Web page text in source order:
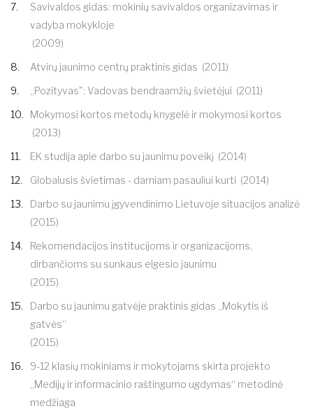
Savivaldos gidas: mokinių savivaldos organizavimas ir
vadyba mokykloje
(2009)
Atvirų jaunimo centrų praktinis gidas (2011)
„Pozityvas": Vadovas bendraamžių švietėjui (2011)
Mokymosi kortos metodų knygelė ir mokymosi kortos
(2013)
EK studija apie darbo su jaunimu poveikį (2014)
Globalusis švietimas - darniam pasauliui kurti (2014)
Darbo su jaunimu įgyvendinimo Lietuvoje situacijos analizė
(2015)
Rekomendacijos institucijoms ir organizacijoms,
dirbančioms su sunkaus elgesio jaunimu
(2015)
Darbo su jaunimu gatvėje praktinis gidas „Mokytis iš
gatvės“
(2015)
9-12 klasių mokiniams ir mokytojams skirta projekto
„Medijų ir informacinio raštingumo ugdymas“ metodinė
medžiaga